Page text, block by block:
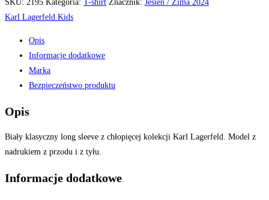
SKU: 2195 Kategoria: T-shirt Znacznik: Jesień / Zima 2024
Karl Lagerfeld Kids
Opis
Informacje dodatkowe
Marka
Bezpieczeństwo produktu
Opis
Biały klasyczny long sleeve z chłopięcej kolekcji Karl Lagerfeld. Model z
nadrukiem z przodu i z tyłu.
Informacje dodatkowe